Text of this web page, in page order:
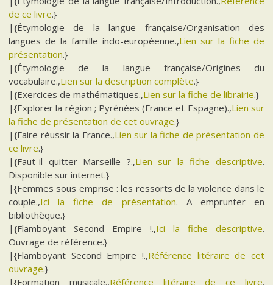
de ce livre.}
|{Étymologie de la langue française/Organisation des
langues de la famille indo-européenne.,Lien sur la fiche de
présentation.}
|{Étymologie de la langue française/Origines du
vocabulaire.,Lien sur la description complète.}
|{Exercices de mathématiques.,Lien sur la fiche de librairie.}
|{Explorer la région ; Pyrénées (France et Espagne).,Lien sur
la fiche de présentation de cet ouvrage.}
|{Faire réussir la France.,Lien sur la fiche de présentation de
ce livre.}
|{Faut-il quitter Marseille ?.,Lien sur la fiche descriptive.
Disponible sur internet.}
|{Femmes sous emprise : les ressorts de la violence dans le
couple.,Ici la fiche de présentation. A emprunter en
bibliothèque.}
|{Flamboyant Second Empire !.,Ici la fiche descriptive.
Ouvrage de référence.}
|{Flamboyant Second Empire !.,Référence litéraire de cet
ouvrage.}
|{Formation musicale.,Référence litéraire de ce livre.